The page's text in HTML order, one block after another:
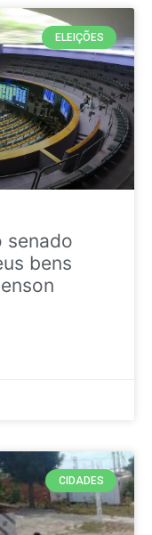
ELEIÇÕES
senado
bens
CIDADES